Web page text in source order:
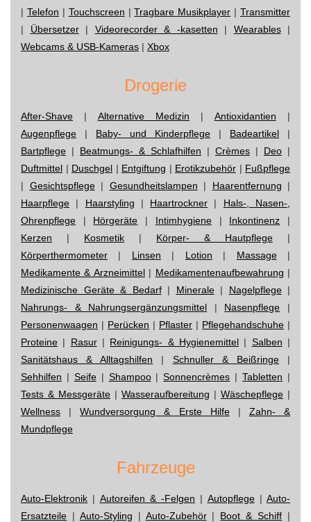
| Telefon | Touchscreen |Tragbare Musikplayer | Transmitter
| Übersetzer| Videorecorder & -kasetten | Wearables|
Webcams & USB-Kameras | Xbox
Drogerie
After-Shave | Alternative Medizin | Antioxidantien |
Augenpflege | Baby- und Kinderpflege | Badeartikel |
Bartpflege | Beatmungs- & Schlafhilfen | Crèmes | Deo |
Duftmittel | Duschgel | Entgiftung | Erotikzubehör | Fußpflege
| Gesichtspflege| Gesundheitslampen | Haarentfernung |
Haarpflege | Haarstyling | Haartrockner | Hals-, Nasen-,
Ohrenpflege | Hörgeräte | Intimhygiene| Inkontinenz |
Kerzen | Kosmetik | Körper- & Hautpflege |
Körperthermometer | Linsen | Lotion | Massage|
Medikamente & Arzneimittel| Medikamentenaufbewahrung |
Medizinische Geräte & Bedarf| Minerale| Nagelpflege|
Nahrungs- & Nahrungsergänzungsmittel | Nasenpflege |
Personenwaagen | Perücken | Pflaster | Pflegehandschuhe |
Proteine | Rasur| Reinigungs- & Hygienemittel | Salben |
Sanitätshaus & Alltagshilfen | Schnuller & Beißringe|
Sehhilfen | Seife| Shampoo|Sonnencrèmes |Tabletten |
Tests & Messgeräte | Wasseraufbereitung | Wäschepflege |
Wellness |Wundversorgung & Erste Hilfe| Zahn- &
Mundpflege
Fahrzeuge
Auto-Elektronik | Autoreifen & -Felgen | Autopflege| Auto-
Ersatzteile | Auto-Styling | Auto-Zubehör| Boot & Schiff |